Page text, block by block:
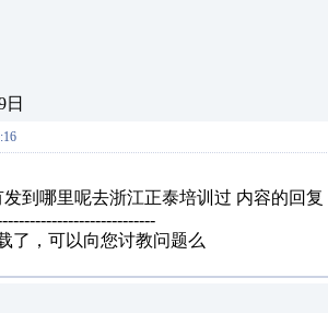
日
发到哪里呢去浙江正泰培训过 内容的回复
了，可以向您讨教问题么